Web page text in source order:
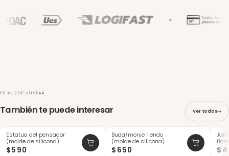
TE PUEDE GUSTAR
También te puede interesar Ver todos
Estatua del pensador
(molde de silicona)
$590
Buda/monje riendo
(molde de silicona)
$650
-20%